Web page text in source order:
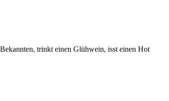
trinkt einen Glühwein, isst einen Hot